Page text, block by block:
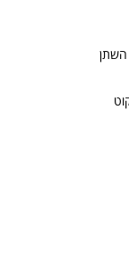
השתן